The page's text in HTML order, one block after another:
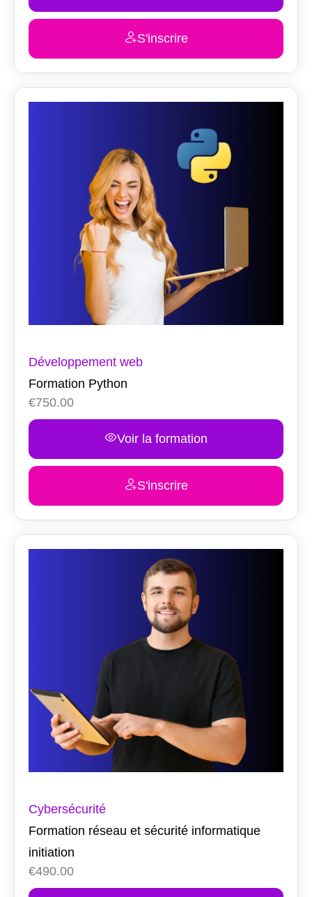
S'inscrire
Développement web
Formation Python
€750.00
Voir la formation
S'inscrire
Cybersécurité
Formation réseau et sécurité informatique
initiation
€490.00